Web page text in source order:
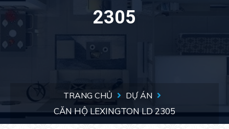
2305
TRANG CHỦ DỰ ÁN
CĂN HỘ LEXINGTON LD 2305